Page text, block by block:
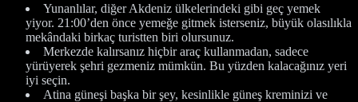
Yunanlılar, diğer Akdeniz ülkelerindeki gibi geç yemek
yiyor. 21:00’den önce yemeğe gitmek isterseniz, büyük olasılıkla
mekândaki birkaç turistten biri olursunuz.
Merkezde kalırsanız hiçbir araç kullanmadan, sadece
yürüyerek şehri gezmeniz mümkün. Bu yüzden kalacağınız yeri
iyi seçin.
Atina güneşi başka bir şey, kesinlikle güneş kreminizi ve